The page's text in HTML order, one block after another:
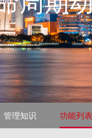
管理知识 功能列表